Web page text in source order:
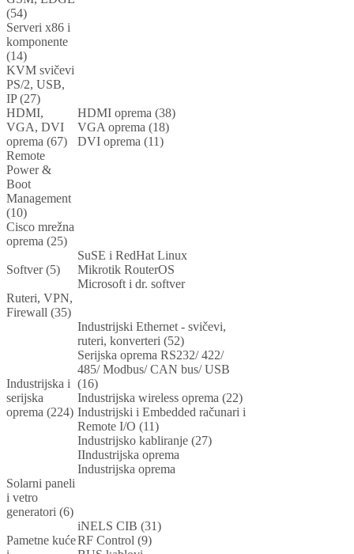
(54)
Serveri x86 i
komponente
(14)
KVM svičevi
PS/2, USB,
IP (27)
HDMI,
VGA, DVI
oprema (67)
HDMI oprema (38)
VGA oprema (18)
DVI oprema (11)
Remote
Power &
Boot
Management
(10)
Cisco mrežna
oprema (25)
Softver (5)
SuSE i RedHat Linux
Mikrotik RouterOS
Microsoft i dr. softver
Ruteri, VPN,
Firewall (35)
Industrijska i
serijska
oprema (224)
Industrijski Ethernet - svičevi,
ruteri, konverteri (52)
Serijska oprema RS232/ 422/
485/ Modbus/ CAN bus/ USB
(16)
Industrijska wireless oprema (22)
Industrijski i Embedded računari i
Remote I/O (11)
Industrijsko kabliranje (27)
IIndustrijska oprema
Industrijska oprema
Solarni paneli
i vetro
generatori (6)
Pametne kuće
iNELS CIB (31)
RF Control (9)